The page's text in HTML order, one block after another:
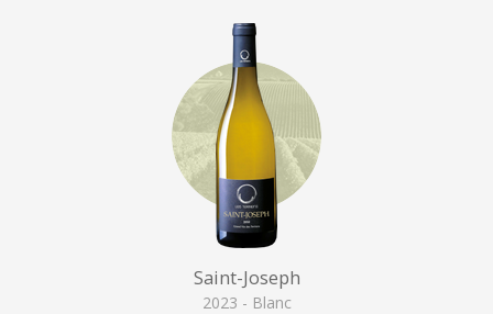
Saint-Joseph
2023 - Blanc